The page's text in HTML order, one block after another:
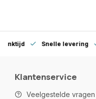
Snelle levering
Klantenservice
Veelgestelde vragen